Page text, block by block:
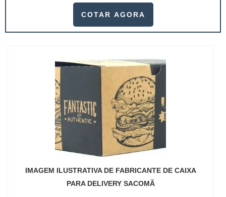
e logística adequada, esses esforços podem não valer
um papel de destaque muito abrangente, pois este item,
COTAR AGORA
IMAGEM ILUSTRATIVA DE FABRICANTE DE CAIXA
PARA DELIVERY SACOMÃ